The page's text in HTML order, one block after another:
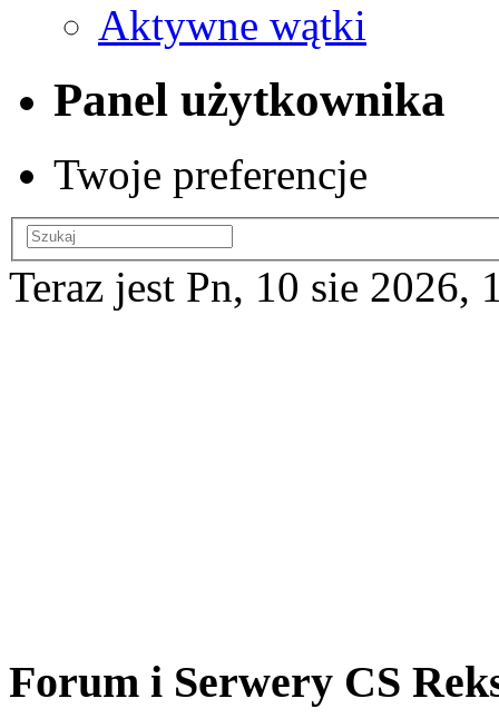
Aktywne wątki
Panel użytkownika
Twoje preferencje
Teraz jest Pn, 10 sie 2026,
Forum i Serwery CS